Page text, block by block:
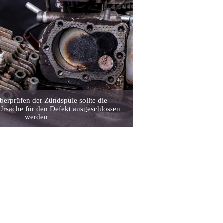
der Zündspule sollte die
für den Defekt ausgeschlossen
werden